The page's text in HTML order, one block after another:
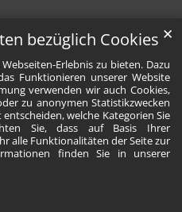
bezüglich Cookies
Erlebnis zu bieten. Dazu
Funktionieren unserer Website
verwenden wir auch Cookies,
zu anonymen Statistikzwecken
welche Kategorien Sie
Sie, dass auf Basis Ihrer
alle Funktionalitäten der Seite zur
finden Sie in unserer
✕